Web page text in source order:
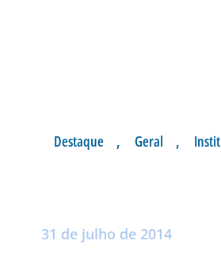
Destaque , Geral ,
31 de julho de 2014